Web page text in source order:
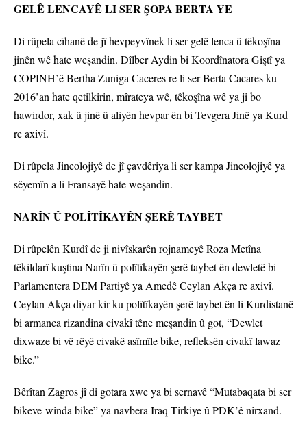
GELÊ LENCAYÊ LI SER ŞOPA BERTA YE
Di rûpela cîhanê de jî hevpeyvînek li ser gelê lenca û têkoşîna
jinên wê hate weşandin. Dîlber Aydin bi Koordînatora Giştî ya
COPINH’ê Bertha Zuniga Caceres re li ser Berta Cacares ku
2016’an hate qetilkirin, mîrateya wê, têkoşîna wê ya ji bo
hawirdor, xak û jinê û aliyên hevpar ên bi Tevgera Jinê ya Kurd
re axivî.
Di rûpela Jineolojiyê de jî çavdêriya li ser kampa Jineolojiyê ya
sêyemîn a li Fransayê hate weşandin.
NARÎN Û POLÎTÎKAYÊN ŞERÊ TAYBET
Di rûpelên Kurdî de ji nivîskarên rojnameyê Roza Metîna
têkildarî kuştina Narîn û polîtîkayên şerê taybet ên dewletê bi
Parlamentera DEM Partiyê ya Amedê Ceylan Akça re axivî.
Ceylan Akça diyar kir ku polîtîkayên şerê taybet ên li Kurdistanê
bi armanca rizandina civakî têne meşandin û got, “Dewlet
dixwaze bi vê rêyê civakê asîmîle bike, refleksên civakî lawaz
bike.”
Bêrîtan Zagros jî di gotara xwe ya bi sernavê “Mutabaqata bi ser
bikeve-winda bike” ya navbera Iraq-Tirkiye û PDK’ê nirxand.